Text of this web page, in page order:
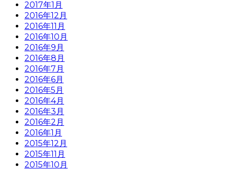
2017年1月
2016年12月
2016年11月
2016年10月
2016年9月
2016年8月
2016年7月
2016年6月
2016年5月
2016年4月
2016年3月
2016年2月
2016年1月
2015年12月
2015年11月
2015年10月